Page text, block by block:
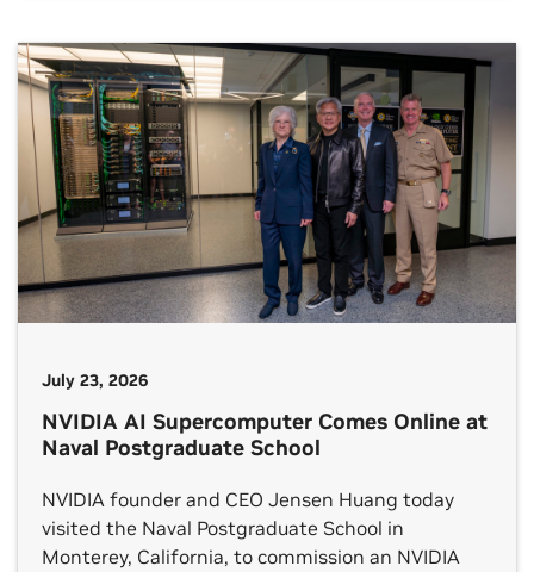
July 23, 2026
NVIDIA AI Supercomputer Comes Online at
Naval Postgraduate School
NVIDIA founder and CEO Jensen Huang today
visited the Naval Postgraduate School in
Monterey, California, to commission an NVIDIA